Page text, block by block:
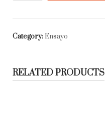
quantity
Category:Ensayo
RELATED PRODUCTS